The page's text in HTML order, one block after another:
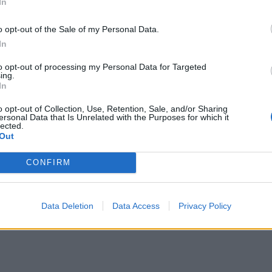
opt-out of the Sale of my Personal Data.
opt-out of processing my Personal Data for Targeted
opt-out of Collection, Use, Retention, Sale, and/or Sharing
Data that Is Unrelated with the Purposes for which it
CONFIRM
Data Deletion Data Access Privacy Policy
καθηγητής πανεπιστημίου στα 18 του χρόνια
Βρετανία: Η κυβέρνηση δεν θα
έρευνας για τον Έπστιν
του Πάμπλο Εσκομπάρ
από την αποικία του Πάμπλο Εσκομπάρ
Οι ΗΠΑ αναστέλλουν τις εισαγωγές από τον
Οι ΗΠΑ αναστέλλουν τις
εισαγωγές από τον μεγαλύτερο
παραγωγό αβοκάντο του Μεξικού